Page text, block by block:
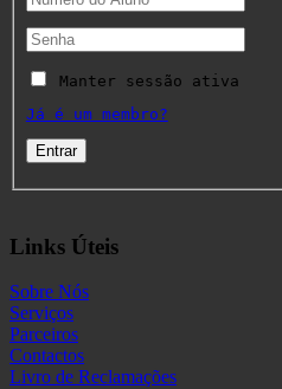
Manter sessão ativa
Já é um membro?
Links Úteis
Sobre Nós
Serviços
Parceiros
Contactos
Livro de Reclamações